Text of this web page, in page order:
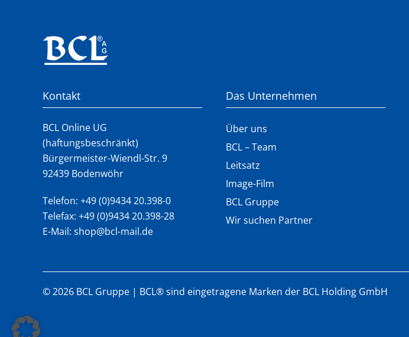
Kontakt
BCL Online UG
(haftungsbeschränkt)
Bürgermeister-Wiendl-Str. 9
92439 Bodenwöhr
Telefon: +49 (0)9434 20.398-0
Telefax: +49 (0)9434 20.398-28
E-Mail: shop@bcl-mail.de
Das Unternehmen
Über uns
BCL – Team
Leitsatz
Image-Film
BCL Gruppe
Wir suchen Partner
©2026 BCL Gruppe | BCL® sind eingetragene Marken der BCL Holding GmbH